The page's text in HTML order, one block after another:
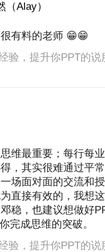
（Alay）
有料的老师 😁😁
验，提升你PPT的说
维最重要；每行每
，其实很难通过平
场面对面的交流和
直接有效的，我想
稳，也建议想做好
完成思维的突破。
验，提升你PPT的说